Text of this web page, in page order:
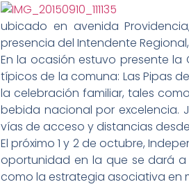
ubicado en avenida
presencia del Intendente
En la ocasión estuvo presente
típicos de la comuna: Las Pipas
la celebración familiar, tales
bebida nacional por excelencia.
vías de acceso y distancias
El próximo 1 y 2 de octubre,
oportunidad en la que se dará
como la estrategia asociativa en